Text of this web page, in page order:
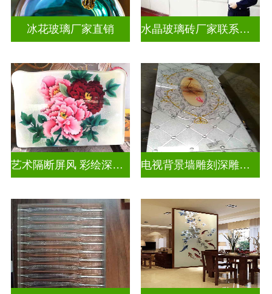
冰花玻璃厂家直销 水晶玻璃砖厂家联系方式
艺术隔断屏风 彩绘深雕浮雕玻璃 电视背景墙雕刻深雕双面效果